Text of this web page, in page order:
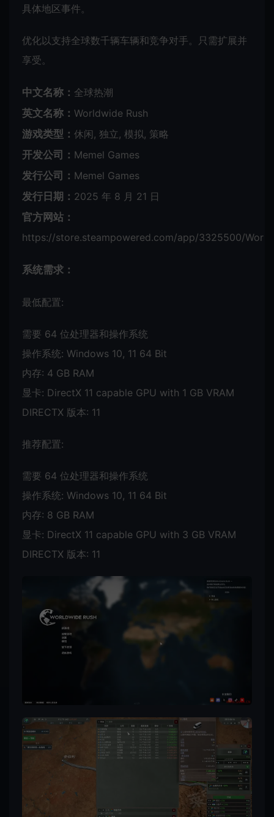
具体地区事件。
优化以支持全球数千辆车辆和竞争对手。只需扩展并
享受。
中文名称： 全球热潮
英文名称： Worldwide Rush
游戏类型： 休闲, 独立, 模拟, 策略
开发公司： Memel Games
发行公司： Memel Games
发行日期： 2025 年 8 月 21 日
官方网站：
https://store.steampowered.com/app/3325500/
系统需求：
最低配置:
需要 64 位处理器和操作系统
操作系统: Windows 10, 11 64 Bit
内存: 4 GB RAM
显卡: DirectX 11 capable GPU with 1 GB VRAM
DIRECTX 版本: 11
推荐配置:
需要 64 位处理器和操作系统
操作系统: Windows 10, 11 64 Bit
内存: 8 GB RAM
显卡: DirectX 11 capable GPU with 3 GB VRAM
DIRECTX 版本: 11